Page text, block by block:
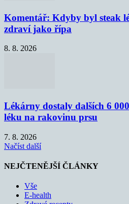
Komentář: Kdyby byl steak
zdraví jako řípa
8. 8. 2026
Lékárny dostaly dalších 6
léku na rakovinu prsu
7. 8. 2026
Načíst další
NEJČTENĚJŠÍ ČLÁNKY
Vše
E-health